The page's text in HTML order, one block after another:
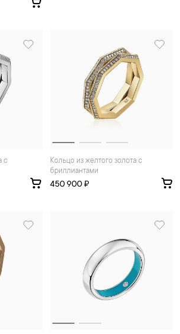
Кольцо из желтого золота с
бриллиантами
450 900 ₽